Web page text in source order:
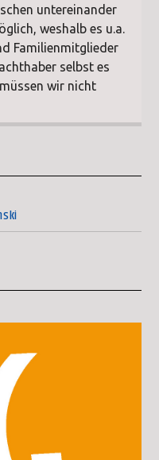
untereinander
weshalb es u.a.
Familienmitglieder
selbst es
wir nicht